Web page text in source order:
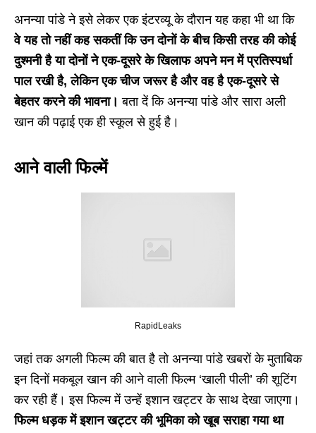
अनन्या पांडे ने इसे लेकर एक इंटरव्यू के दौरान यह कहा भी था कि
वे यह तो नहीं कह सकतीं कि उन दोनों के बीच किसी तरह की कोई
दुश्मनी है या दोनों ने एक-दूसरे के खिलाफ अपने मन में प्रतिस्पर्धा
पाल रखी है, लेकिन एक चीज जरूर है और वह है एक-दूसरे से
बेहतर करने की भावना।बता दें कि अनन्या पांडे और सारा अली
खान की पढ़ाई एक ही स्कूल से हुई है।
आने वाली फिल्में
RapidLeaks
जहां तक अगली फिल्म की बात है तो अनन्या पांडे खबरों के मुताबिक
इन दिनों मकबूल खान की आने वाली फिल्म ‘खाली पीली’ की शूटिंग
कर रही हैं। इस फिल्म में उन्हें इशान खट्टर के साथ देखा जाएगा।
फिल्म धड़क में इशान खट्टर की भूमिका को खूब सराहा गया था